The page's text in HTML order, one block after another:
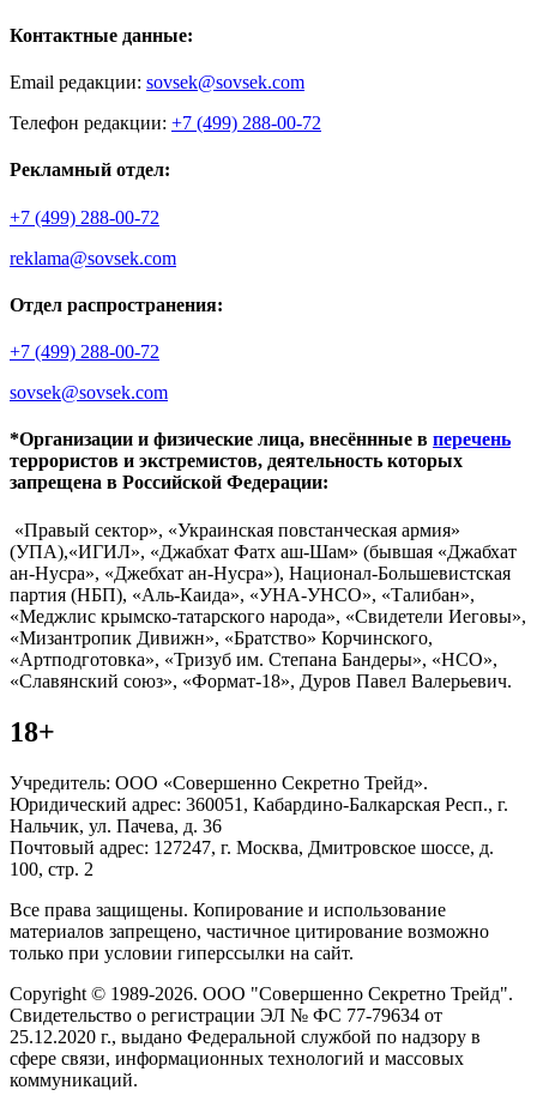
Контактные данные:
Email редакции: sovsek@sovsek.com
Телефон редакции: +7 (499) 288-00-72
Рекламный отдел:
+7 (499) 288-00-72
reklama@sovsek.com
Отдел распространения:
+7 (499) 288-00-72
sovsek@sovsek.com
*Организации и физические лица, внесённные в перечень
террористов и экстремистов, деятельность которых
запрещена в Российской Федерации:
«Правый сектор», «Украинская повстанческая армия»
(УПА),«ИГИЛ», «Джабхат Фатх аш-Шам» (бывшая «Джабхат
ан-Нусра», «Джебхат ан-Нусра»), Национал-Большевистская
партия (НБП), «Аль-Каида», «УНА-УНСО», «Талибан»,
«Меджлис крымско-татарского народа», «Свидетели Иеговы»,
«Мизантропик Дивижн», «Братство» Корчинского,
«Артподготовка», «Тризуб им. Степана Бандеры», «НСО»,
«Славянский союз», «Формат-18», Дуров Павел Валерьевич.
18+
Учредитель: ООО «Совершенно Секретно Трейд».
Юридический адрес: 360051, Кабардино-Балкарская Респ., г.
Нальчик, ул. Пачева, д. 36
Почтовый адрес: 127247, г. Москва, Дмитровское шоссе, д.
100, стр. 2
Все права защищены. Копирование и использование
материалов запрещено, частичное цитирование возможно
только при условии гиперссылки на сайт.
Copyright © 1989-2026. ООО "Совершенно Секретно Трейд".
Свидетельство о регистрации ЭЛ № ФС 77-79634 от
25.12.2020 г., выдано Федеральной службой по надзору в
сфере связи, информационных технологий и массовых
коммуникаций.